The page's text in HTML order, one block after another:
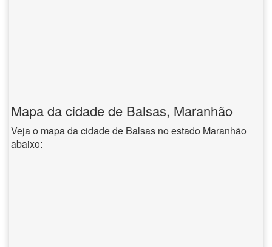
Mapa da cidade de Balsas, Maranhão
Veja o mapa da cidade de Balsas no estado Maranhão
abaixo: